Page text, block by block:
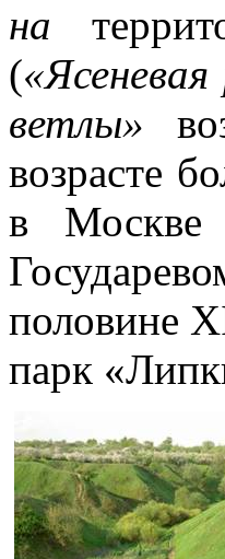
на
(
ветлы»
возрасте
в Москве
половине
парк